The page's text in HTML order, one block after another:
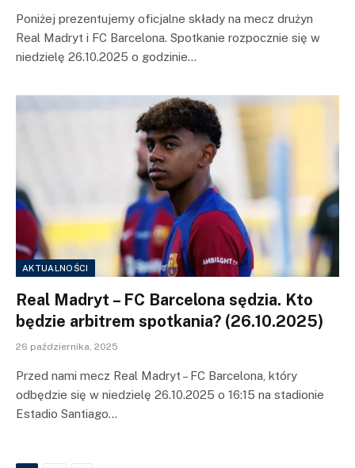
Poniżej prezentujemy oficjalne składy na mecz drużyn
Real Madryt i FC Barcelona. Spotkanie rozpocznie się w
niedzielę 26.10.2025 o godzinie…
AKTUALNOŚCI
Real Madryt – FC Barcelona sędzia. Kto
będzie arbitrem spotkania? (26.10.2025)
26 października, 2025
Przed nami mecz Real Madryt – FC Barcelona, który
odbędzie się w niedzielę 26.10.2025 o 16:15 na stadionie
Estadio Santiago…